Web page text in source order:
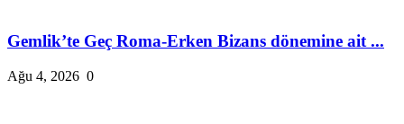
Gemlik’te Geç Roma-Erken Bizans dönemine ait ...
Ağu 4, 2026 0